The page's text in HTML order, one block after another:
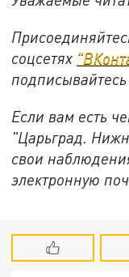
соцсетях
Если вам есть
"Царьград.
свои
электронную